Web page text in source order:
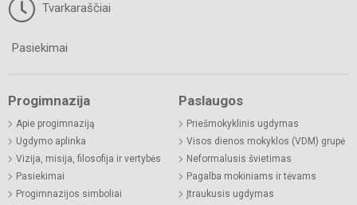
Tvarkaraščiai
Pasiekimai
Progimnazija
Apie progimnaziją
Ugdymo aplinka
Vizija, misija, filosofija ir vertybės
Pasiekimai
Progimnazijos simboliai
Paslaugos
Priešmokyklinis ugdymas
Visos dienos mokyklos (VDM) grupė
Neformalusis švietimas
Pagalba mokiniams ir tėvams
Įtraukusis ugdymas